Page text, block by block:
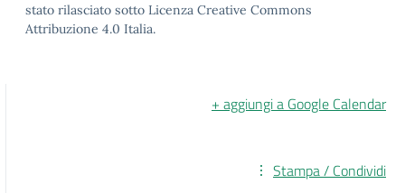
stato rilasciato sotto Licenza Creative Commons
Attribuzione 4.0 Italia.
+ aggiungi a Google Calendar
Stampa / Condividi